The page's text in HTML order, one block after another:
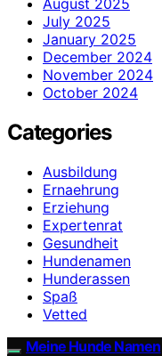
July 2025
January 2025
December 2024
November 2024
October 2024
Categories
Ausbildung
Ernaehrung
Erziehung
Expertenrat
Gesundheit
Hundenamen
Hunderassen
Spaß
Vetted
Meine Hunde Namen